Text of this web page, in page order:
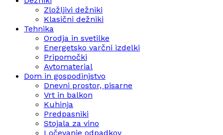
Zložljivi dežniki
Klasični dežniki
Tehnika
Orodja in svetilke
Energetsko varčni izdelki
Pripomočki
Avtomaterial
Dom in gospodinjstvo
Dnevni prostor, pisarne
Vrt in balkon
Kuhinja
Predpasniki
Stojala za vino
Ločevanje odpadkov